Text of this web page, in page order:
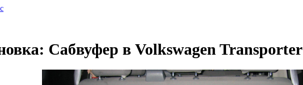
Сабвуфер в Volkswagen Transporter